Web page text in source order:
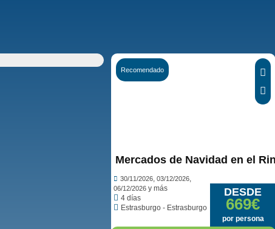
Recomendado
DESDE
669€
por persona
Mercados de Navidad en el
30/11/2026 ,03/12/2026
06/12/2026 y más
4 días
Estrasburgo - Estrasburgo